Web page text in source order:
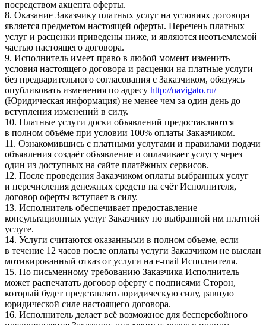
посредством акцепта оферты.
8. Оказание Заказчику платных услуг на условиях договора
является предметом настоящей оферты. Перечень платных
услуг и расценки приведены ниже, и являются неотъемлемой
частью настоящего договора.
9. Исполнитель имеет право в любой момент изменить
условия настоящего договора и расценки на платные услуги
без предварительного согласования с Заказчиком, обязуясь
опубликовать изменения по адресу http://navigato.ru/
(Юридическая информация) не менее чем за один день до
вступления изменений в силу.
10. Платные услуги доски объявлений предоставляются
в полном объёме при условии 100% оплаты Заказчиком.
11. Ознакомившись с платными услугами и правилами подачи
объявления создаёт объявление и оплачивает услугу через
один из доступных на сайте платёжных сервисов.
12. После проведения Заказчиком оплаты выбранных услуг
и перечисления денежных средств на счёт Исполнителя,
договор оферты вступает в силу.
13. Исполнитель обеспечивает предоставление
консультационных услуг Заказчику по выбранной им платной
услуге.
14. Услуги считаются оказанными в полном объеме, если
в течение 12 часов после оплаты услуги Заказчиком не выслан
мотивированный отказ от услуги на e-mail Исполнителя.
15. По письменному требованию Заказчика Исполнитель
может распечатать договор оферту с подписями Сторон,
который будет представлять юридическую силу, равную
юридической силе настоящего договора.
16. Исполнитель делает всё возможное для бесперебойного